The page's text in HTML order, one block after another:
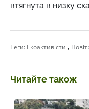
втягнута в низку
Теги: Екоактивісти ,
Читайте також